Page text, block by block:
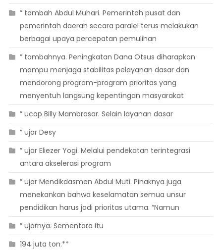
” tambah Abdul Muhari. Pemerintah pusat dan
pemerintah daerah secara paralel terus melakukan
berbagai upaya percepatan pemulihan
” tambahnya. Peningkatan Dana Otsus diharapkan
mampu menjaga stabilitas pelayanan dasar dan
mendorong program-program prioritas yang
menyentuh langsung kepentingan masyarakat
” ucap Billy Mambrasar. Selain layanan dasar
” ujar Desy
” ujar Eliezer Yogi. Melalui pendekatan terintegrasi
antara akselerasi program
” ujar Mendikdasmen Abdul Muti. Pihaknya juga
menekankan bahwa keselamatan semua unsur
pendidikan harus jadi prioritas utama. “Namun
” ujarnya. Sementara itu
194 juta ton.**